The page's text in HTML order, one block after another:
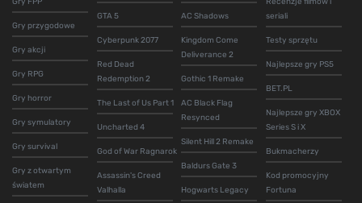
Gry przygodowe
Gry akcji
Gry RPG
Gry horror
Gry symulatory
Gry survival
Gry z otwartym
światem
GTA 5
Cyberpunk 2077
Red Dead
Redemption 2
The Last of Us Part 1
Uncharted 4
God of War Ragnarok
Assassin's Creed
Valhalla
AC Shadows
Kingdom Come
Deliverance 2
Gothic 1 Remake
AC Black Flag
Resynced
Silent Hill 2 Remake
Baldurs Gate 3
Hogwarts Legacy
seriali
Testy sprzętu
Najlepsze gry PS5
BET.PL
Najlepsze gry XBOX
Series S i X
Bukmacherzy
Kod promocyjny
Fortuna